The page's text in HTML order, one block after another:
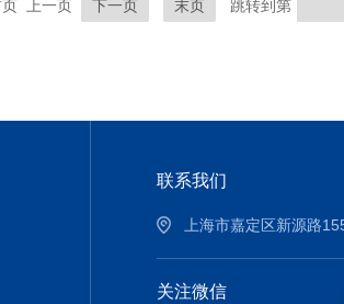
上一页 下一页 末页 跳转到第
联系我们
上海市嘉定区新源路
关注微信